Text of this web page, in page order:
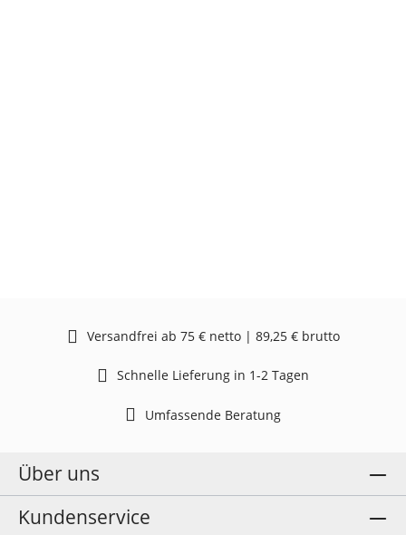
Versandfrei ab 75 € netto | 89,25 € brutto
Schnelle Lieferung in 1-2 Tagen
Umfassende Beratung
Über uns
Kundenservice